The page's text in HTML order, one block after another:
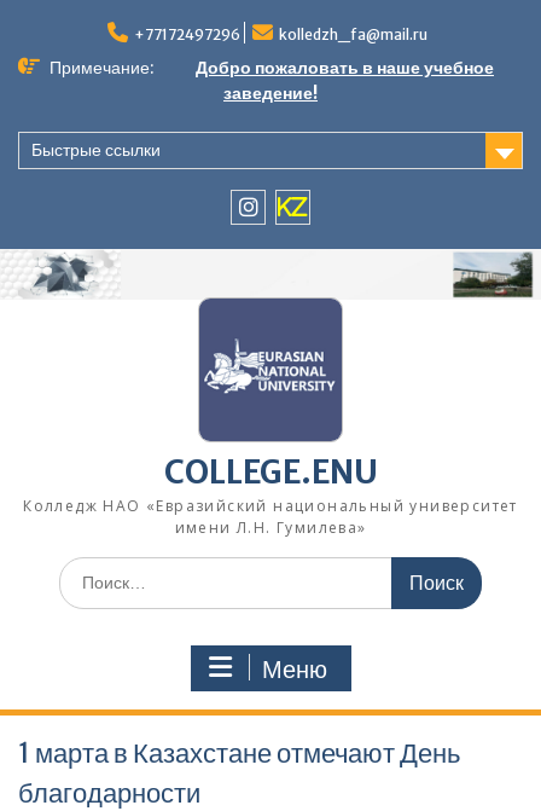
содержимому
+77172497296 kolledzh_fa@mail.ru
Примечание:
Добро пожаловать в наше учебное
заведение!
Быстрые ссылки
COLLEGE.ENU
Колледж НАО «Евразийский национальный университет
имени Л.Н. Гумилева»
Поиск
по:
Меню
1 марта в Казахстане отмечают День
благодарности